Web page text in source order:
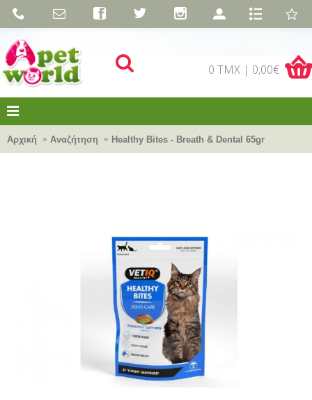
0 TMX | 0,00€
Αρχική Αναζήτηση Healthy Bites - Breath & Dental 65gr